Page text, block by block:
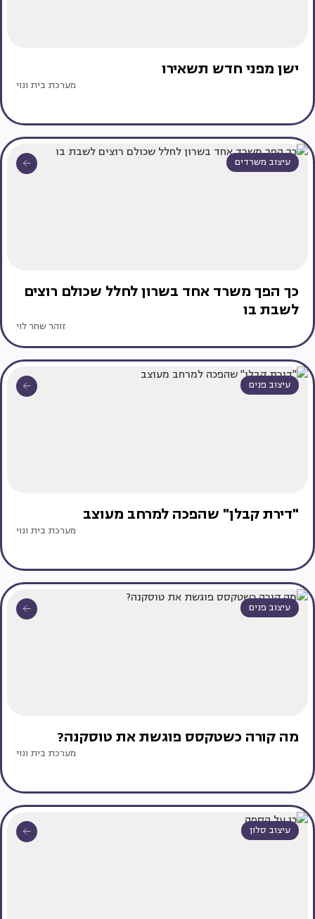
ישן מפני חדש תשאירו
מערכת בית ונוי
עיצוב משרדים
כך הפך משרד אחד בשרון לחלל שכולם רוצים
לשבת בו
זוהר שחר לוי
עיצוב פנים
"דירת קבלן" שהפכה למרחב מעוצב
מערכת בית ונוי
עיצוב פנים
מה קורה כשטקסס פוגשת את טוסקנה?
מערכת בית ונוי
עיצוב סלון